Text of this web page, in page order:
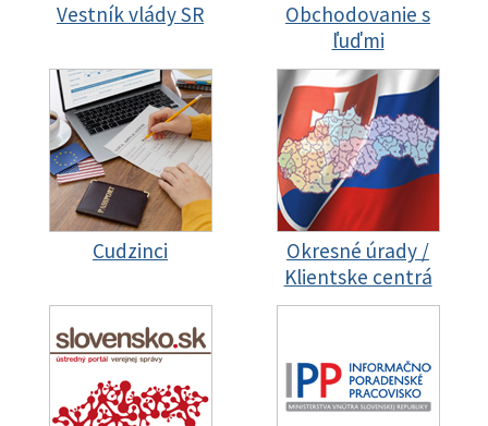
Vestník vlády SR
Obchodovanie s
ľuďmi
Cudzinci
Okresné úrady /
Klientske centrá